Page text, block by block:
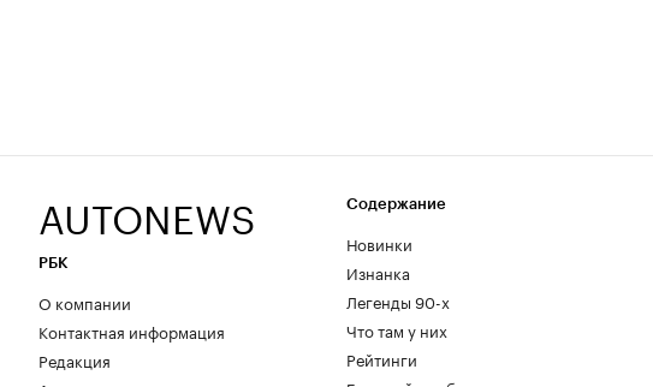
AUTONEWS
РБК
О компании
Контактная информация
Редакция
Содержание
Новинки
Изнанка
Легенды 90-х
Что там у них
Рейтинги